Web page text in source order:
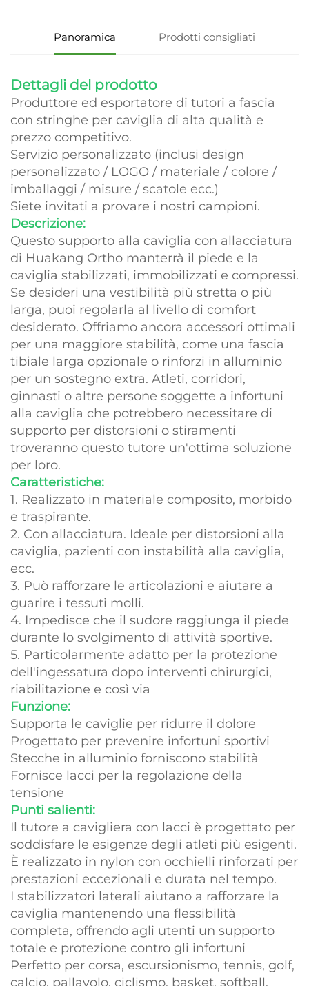
Panoramica Prodotti consigliati
Dettagli del prodotto
Produttore ed esportatore di tutori a fascia
con stringhe per caviglia di alta qualità e
prezzo competitivo.
Servizio personalizzato (inclusi design
personalizzato / LOGO / materiale / colore /
imballaggi / misure / scatole ecc.)
Siete invitati a provare i nostri campioni.
Descrizione:
Questo supporto alla caviglia con allacciatura
di Huakang Ortho manterrà il piede e la
caviglia stabilizzati, immobilizzati e compressi.
Se desideri una vestibilità più stretta o più
larga, puoi regolarla al livello di comfort
desiderato. Offriamo ancora accessori ottimali
per una maggiore stabilità, come una fascia
tibiale larga opzionale o rinforzi in alluminio
per un sostegno extra. Atleti, corridori,
ginnasti o altre persone soggette a infortuni
alla caviglia che potrebbero necessitare di
supporto per distorsioni o stiramenti
troveranno questo tutore un'ottima soluzione
per loro.
Caratteristiche:
1. Realizzato in materiale composito, morbido
e traspirante.
2. Con allacciatura. Ideale per distorsioni alla
caviglia, pazienti con instabilità alla caviglia,
ecc.
3. Può rafforzare le articolazioni e aiutare a
guarire i tessuti molli.
4. Impedisce che il sudore raggiunga il piede
durante lo svolgimento di attività sportive.
5. Particolarmente adatto per la protezione
dell'ingessatura dopo interventi chirurgici,
riabilitazione e così via
Funzione:
Supporta le caviglie per ridurre il dolore
Progettato per prevenire infortuni sportivi
Stecche in alluminio forniscono stabilità
Fornisce lacci per la regolazione della
tensione
Punti salienti:
Il tutore a cavigliera con lacci è progettato per
soddisfare le esigenze degli atleti più esigenti.
È realizzato in nylon con occhielli rinforzati per
prestazioni eccezionali e durata nel tempo.
I stabilizzatori laterali aiutano a rafforzare la
caviglia mantenendo una flessibilità
completa, offrendo agli utenti un supporto
totale e protezione contro gli infortuni
Perfetto per corsa, escursionismo, tennis, golf,
calcio, pallavolo, ciclismo, basket, softball,